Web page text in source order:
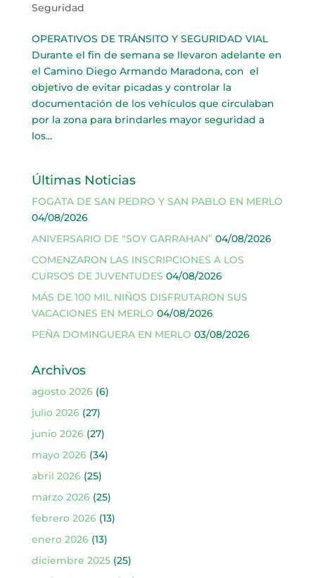
Seguridad
OPERATIVOS DE TRÁNSITO Y SEGURIDAD VIAL
Durante el fin de semana se llevaron adelante en
el Camino Diego Armando Maradona, con el
objetivo de evitar picadas y controlar la
documentación de los vehículos que circulaban
por la zona para brindarles mayor seguridad a
los...
Últimas Noticias
FOGATA DE SAN PEDRO Y SAN PABLO EN MERLO
04/08/2026
ANIVERSARIO DE “SOY GARRAHAN” 04/08/2026
COMENZARON LAS INSCRIPCIONES A LOS
CURSOS DE JUVENTUDES 04/08/2026
MÁS DE 100 MIL NIÑOS DISFRUTARON SUS
VACACIONES EN MERLO 04/08/2026
PEÑA DOMINGUERA EN MERLO 03/08/2026
Archivos
agosto 2026(6)
julio 2026(27)
junio 2026(27)
mayo 2026(34)
abril 2026(25)
marzo 2026(25)
febrero 2026(13)
enero 2026(13)
diciembre 2025(25)